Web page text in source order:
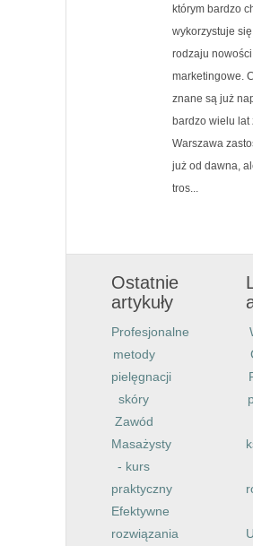
którym bardzo
wykorzystuje
rodzaju nowości
marketingowe.
znane są już
bardzo wielu lat
Warszawa
już od dawna,
tros...
Ostatnie
artykuły
Profesjonalne
metody
pielęgnacji
skóry
Zawód
Masażysty
- kurs
praktyczny
Efektywne
rozwiązania